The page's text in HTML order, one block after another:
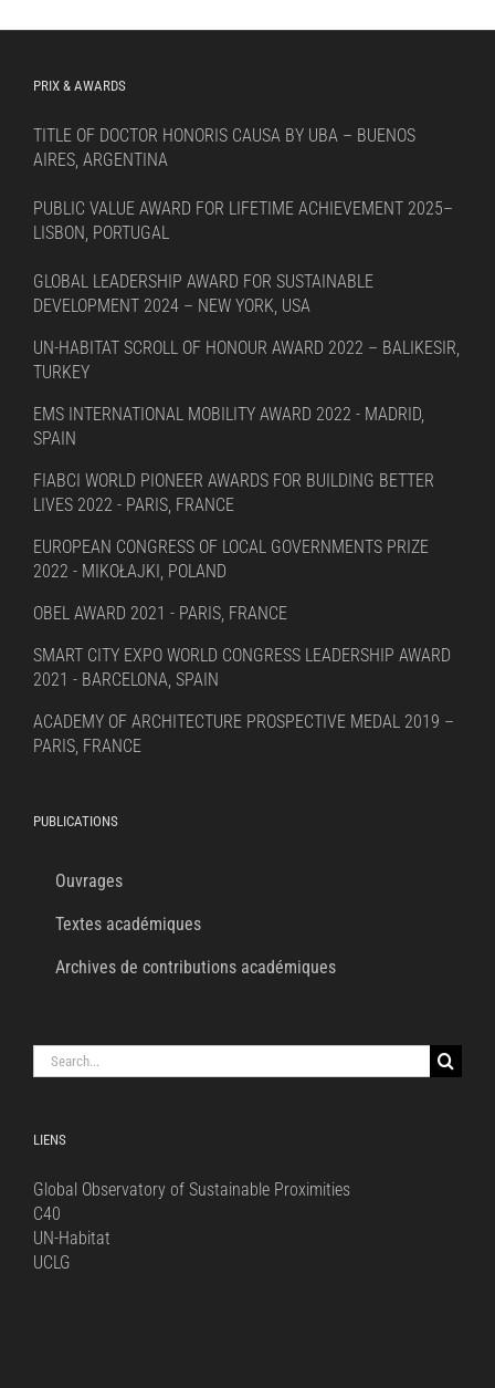
PRIX & AWARDS
TITLE OF DOCTOR HONORIS CAUSA BY UBA – BUENOS
AIRES, ARGENTINA
PUBLIC VALUE AWARD FOR LIFETIME ACHIEVEMENT 2025–
LISBON, PORTUGAL
GLOBAL LEADERSHIP AWARD FOR SUSTAINABLE
DEVELOPMENT 2024 – NEW YORK, USA
UN-HABITAT SCROLL OF HONOUR AWARD 2022 – BALIKESIR,
TURKEY
EMS INTERNATIONAL MOBILITY AWARD 2022 - MADRID,
SPAIN
FIABCI WORLD PIONEER AWARDS FOR BUILDING BETTER
LIVES 2022 - PARIS, FRANCE
EUROPEAN CONGRESS OF LOCAL GOVERNMENTS PRIZE
2022 - MIKOŁAJKI, POLAND
OBEL AWARD 2021 - PARIS, FRANCE
SMART CITY EXPO WORLD CONGRESS LEADERSHIP AWARD
2021 - BARCELONA, SPAIN
ACADEMY OF ARCHITECTURE PROSPECTIVE MEDAL 2019 –
PARIS, FRANCE
PUBLICATIONS
Ouvrages
Textes académiques
Archives de contributions académiques
Search
for:
LIENS
Global Observatory of Sustainable Proximities
C40
UN-Habitat
UCLG